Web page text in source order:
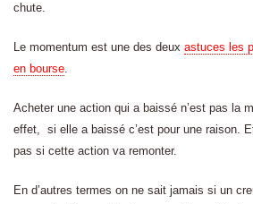
chute.
Le momentum est une des deux astuces les
en bourse.
Acheter une action qui a baissé n’est pas la
effet, si elle a baissé c’est pour une raison.
pas si cette action va remonter.
En d’autres termes on ne sait jamais si un